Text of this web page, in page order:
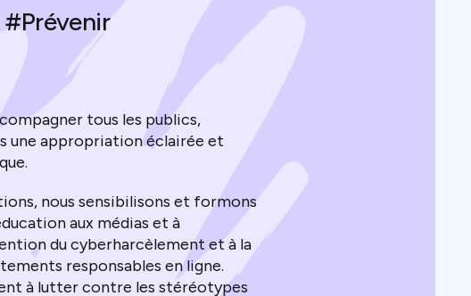
tous les publics,
une appropriation éclairée et
nous sensibilisons et formons
aux médias et à
du cyberharcèlement et à la
responsables en ligne.
à lutter contre les stéréotypes